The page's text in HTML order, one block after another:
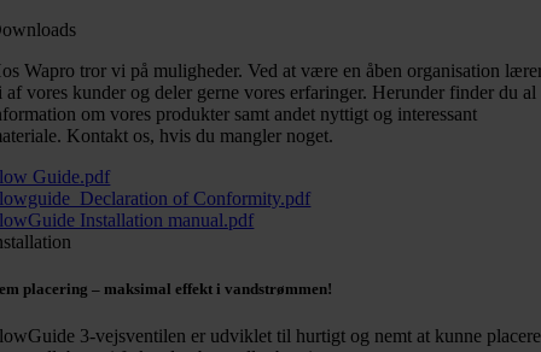
Wapro tror vi på muligheder. Ved at være en åben organisation
af vores kunder og deler gerne vores erfaringer. Herunder finder du al
om vores produkter samt andet nyttigt og interessant
Kontakt os, hvis du mangler noget.
Guide.pdf
of Conformity.pdf
Installation manual.pdf
placering – maksimal effekt i vandstrømmen!
3-vejsventilen er udviklet til hurtigt og nemt at kunne